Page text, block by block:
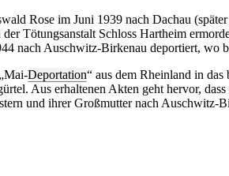
Rose im Juni 1939 nach Dachau
Tötungsanstalt Schloss Hartheim
nach Auschwitz-Birkenau deportiert, wo
Deportation“ aus dem Rheinland in
Aus erhaltenen Akten geht hervor,
und ihrer Großmutter nach Auschwitz-